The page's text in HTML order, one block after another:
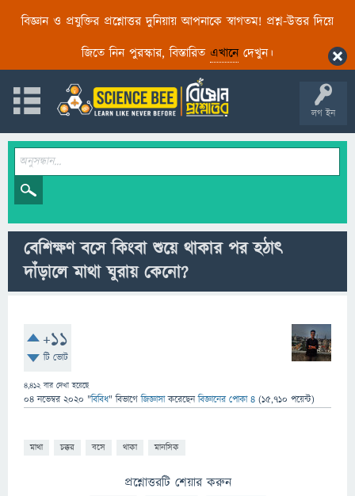
বিজ্ঞান ও প্রযুক্তির প্রশ্নোত্তর দুনিয়ায় আপনাকে স্বাগতম! প্রশ্ন-উত্তর দিয়ে
জিতে নিন পুরস্কার, বিস্তারিত এখানেদেখুন।
লগ ইন
বেশিক্ষণ বসে কিংবা শুয়ে থাকার পর হঠাৎ
দাঁড়ালে মাথা ঘুরায় কেনো?
+11
টি ভোট
4,412বার দেখা হয়েছে
04 নভেম্বর 2020 "বিবিধ" বিভাগে জিজ্ঞাসাকরেছেনবিজ্ঞানের পোকা ৪ (15,710 পয়েন্ট)
মাথা চক্কর বসে থাকা মানসিক
প্রশ্নোত্তরটি শেয়ার করুন